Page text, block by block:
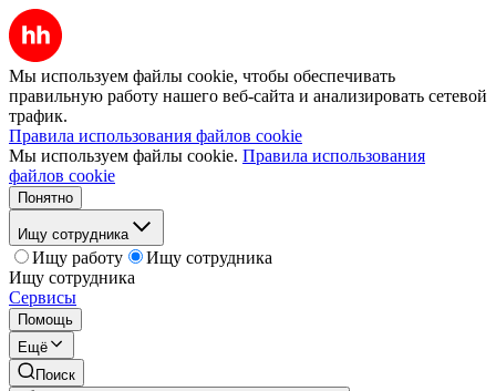
Мы используем файлы cookie, чтобы обеспечивать
правильную работу нашего веб-сайта и анализировать сетевой
трафик.
Правила использования файлов cookie
Мы используем файлы cookie. Правила использования
файлов cookie
Понятно
Ищу сотрудника
Ищу работу
Ищу сотрудника
Ищу сотрудника
Сервисы
Помощь
Ещё
Поиск